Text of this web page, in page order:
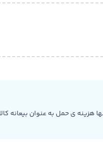
هزینه ی حمل به عنوان بیعانه